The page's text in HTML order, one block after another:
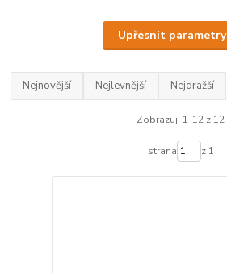
Upřesnit parametry
Nejnovější Nejlevnější Nejdražší
Zobrazuji 1-12 z 12
strana z 1